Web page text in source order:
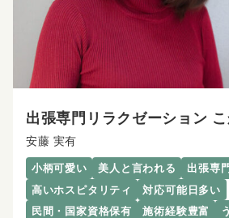
出張専門リラクゼーション
安藤 実有
小柄可愛い 美人と言われる
出張専
高いホスピタリティ
対応可能日多い
民間・国家資格保有
施術経験豊富